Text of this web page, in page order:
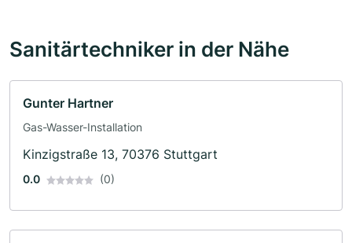
Sanitärtechniker in der Nähe
Gunter Hartner
Gas-Wasser-Installation
Kinzigstraße 13, 70376 Stuttgart
0.0 (0)